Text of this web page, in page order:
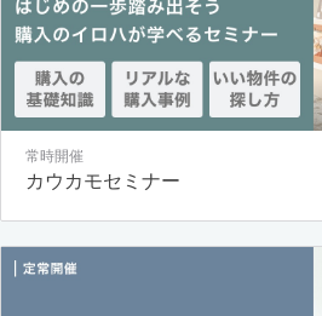
常時開催
カウカモセミナー